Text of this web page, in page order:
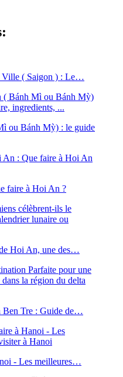
Ville ( Saigon ) : Le…
ou Bánh Mỳ) : le guide
faire à Hoi An ?
Hoi An, une des…
Ben Tre : Guide de…
- Les meilleures…